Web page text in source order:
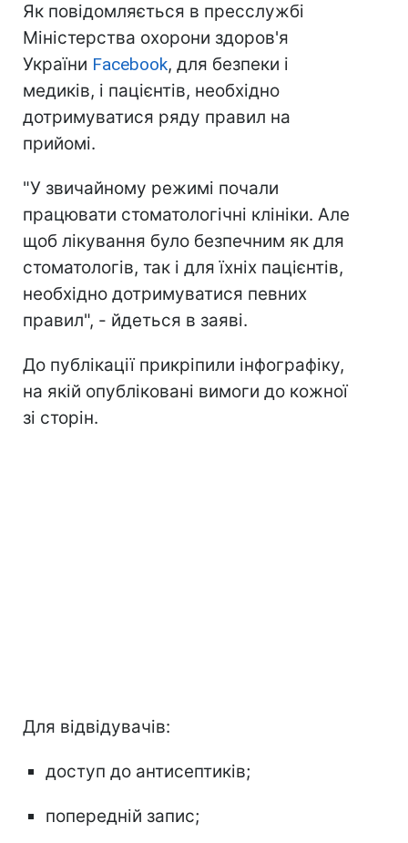
Як повідомляється в пресслужбі
Міністерства охорони здоров'я
України Facebook, для безпеки і
медиків, і пацієнтів, необхідно
дотримуватися ряду правил на
прийомі.
"У звичайному режимі почали
працювати стоматологічні клініки. Але
щоб лікування було безпечним як для
стоматологів, так і для їхніх пацієнтів,
необхідно дотримуватися певних
правил", - йдеться в заяві.
До публікації прикріпили інфографіку,
на якій опубліковані вимоги до кожної
зі сторін.
Для відвідувачів:
доступ до антисептиків;
попередній запис;